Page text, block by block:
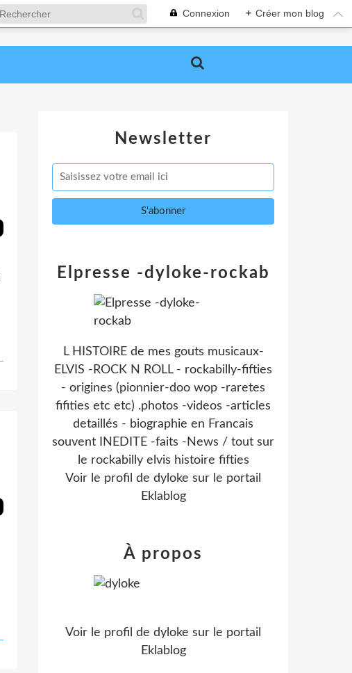
Connexion + Créer mon blog
Newsletter
Elpresse -dyloke-rockab
L HISTOIRE de mes gouts musicaux-
ELVIS -ROCK N ROLL - rockabilly-fifties
- origines (pionnier-doo wop -raretes
fifities etc etc) .photos -videos -articles
detaillés - biographie en Francais
souvent INEDITE -faits -News / tout sur
le rockabilly elvis histoire fifties
Voir le profil de dyloke sur le portail
Eklablog
À propos
Voir le profil de dyloke sur le portail
Eklablog